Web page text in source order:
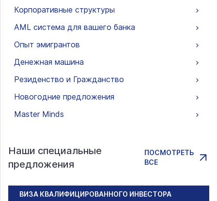
Корпоративные структуры
AML система для вашего банка
Опыт эмигрантов
Денежная машина
Резиденство и Гражданство
Новогодние предложения
Master Minds
Наши специальные
предложения
ПОСМОТРЕТЬ
ВСЕ
ВИЗА КВАЛИФИЦИРОВАННОГО ИНВЕСТОРА